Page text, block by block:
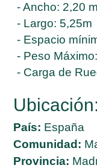
- Ancho: 2,20 m
- Largo: 5,25m
- Espacio
- Peso
- Carga de
Ubicación:
País: España
Comunidad:
Provincia: